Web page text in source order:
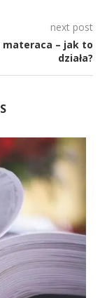
next post
– jak to
działa?